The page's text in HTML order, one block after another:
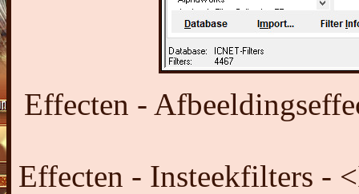
Effecten -
Effecten - Insteekfilters -